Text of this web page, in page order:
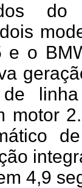
do
e o
motor
4,9